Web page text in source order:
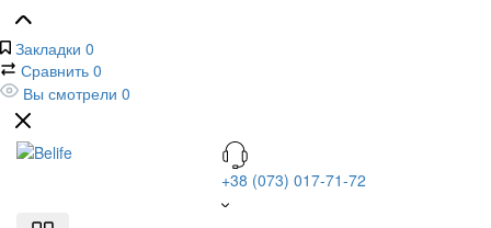
Закладки 0
Сравнить 0
Вы смотрели 0
+38 (073) 017-71-72